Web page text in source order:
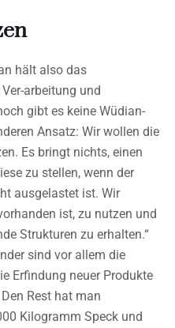
hält also das
arbeitung und
gibt es keine Wüdian-
Ansatz: Wir wollen die
Es bringt nichts, einen
zu stellen, wenn der
ausgelastet ist. Wir
ist, zu nutzen und
Strukturen zu erhalten.“
sind vor allem die
Erfindung neuer Produkte
Rest hat man
Kilogramm Speck und